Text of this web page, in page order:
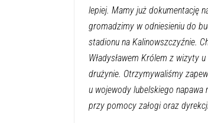
lepiej. Mamy już dokumentację
gromadzimy w odniesieniu do
stadionu na Kalinowszczyźnie.
Władysławem Królem z wizyty
drużynie. Otrzymywaliśmy
u wojewody lubelskiego
przy pomocy załogi oraz